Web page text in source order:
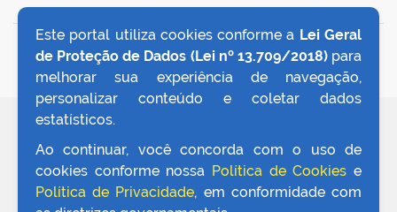
VOLTAR AO TOPO
Este portal utiliza cookies conforme a Lei Geral
de Proteção de Dados (Lei nº 13.709/2018)para
melhorar sua experiência de navegação,
personalizar conteúdo e coletar dados
estatísticos.
Ao continuar, você concorda com o uso de
cookies conforme nossa Política de Cookies e
Política de Privacidade, em conformidade com